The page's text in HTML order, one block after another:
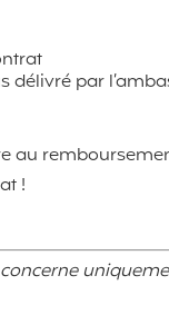
délivré par
au
!